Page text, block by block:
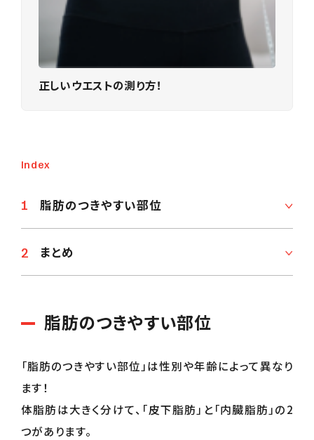
正しいウエストの測り方！
Index
脂肪のつきやすい部位
まとめ
脂肪のつきやすい部位
「脂肪のつきやすい部位」は性別や年齢によって異なり
ます！
体脂肪は大きく分けて、「皮下脂肪」と「内臓脂肪」の2
つがあります。